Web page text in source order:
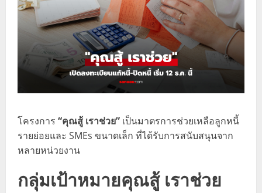
โครงการ “คุณสู้ เราช่วย” เป็นมาตรการช่วยเหลือลูกหนี้
รายย่อยและ SMEs ขนาดเล็ก ที่ได้รับการสนับสนุนจาก
หลายหน่วยงาน
กลุ่มเป้าหมายคุณสู้ เราช่วย